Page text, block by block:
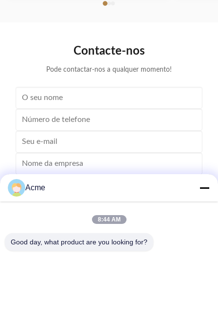
widely used in engine block, engine parts cleaning,
ultrasonic cleaning of engine parts,
Contacte-nos
Pode contactar-nos a qualquer momento!
Envie
Acme
8:44 AM
Good day, what product are you looking for?